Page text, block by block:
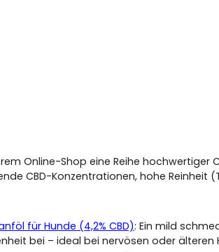
Online-Shop eine Reihe hochwertiger
CBD-Konzentrationen, hohe Reinheit
für Hunde (4,2% CBD): Ein mild
bei – ideal bei nervösen oder